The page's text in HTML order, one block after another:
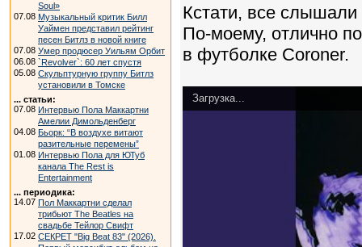
Soul»
07.08 Музыкальный критик Билл
Уаймен представил рейтинг
песен Битлз в новой книге
07.08 Умер продюсер Уильям Орбит
06.08 `Revolver`: 60 лет спустя
05.08 Скульптурную группу Битлз
установили в Томске
... статьи:
07.08 Интервью Пола Маккартни
Амелии Димольденберг
04.08 Бьорк: “В воздухе витают
разительные перемены”
01.08 Интервью Пола для ЮТуб
канала The Rest is
Entertainment
... периодика:
14.07 Пол Маккартни сделал
трибьют The Beatles на
свадьбе Тейлор Свифт
17.02 СЕКРЕТ "Big Beat 83" (2026).
Кстати, все слышали
По-моему, отлично
в футболке Coroner.
Загрузка...